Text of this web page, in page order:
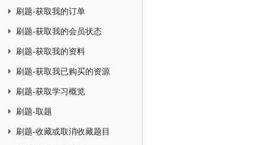
刷题-获取我的订单
刷题-获取我的会员状态
刷题-获取我的资料
刷题-获取我已购买的资源
刷题-获取学习概览
刷题-取题
刷题-收藏或取消收藏题目